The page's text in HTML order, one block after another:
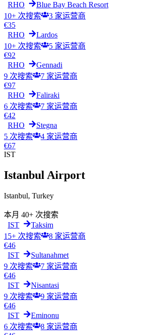
RHO
Blue Bay Beach Resort
10+ 次搜索
3 家运营商
€35
RHO
Lardos
10+ 次搜索
5 家运营商
€92
RHO
Gennadi
9 次搜索
7 家运营商
€97
RHO
Faliraki
6 次搜索
7 家运营商
€42
RHO
Stegna
5 次搜索
4 家运营商
€67
IST
Istanbul Airport
Istanbul, Turkey
本月 40+ 次搜索
IST
Taksim
15+ 次搜索
8 家运营商
€46
IST
Sultanahmet
9 次搜索
7 家运营商
€46
IST
Nisantasi
9 次搜索
9 家运营商
€46
IST
Eminonu
6 次搜索
8 家运营商